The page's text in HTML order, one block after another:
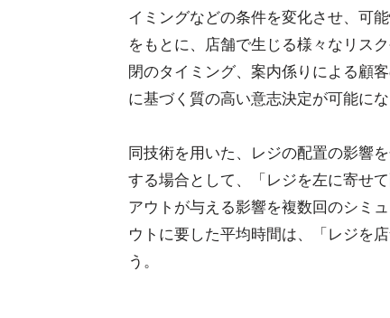
イミングなどの条件を変化させ、可
をもとに、店舗で生じる様々なリス
閉のタイミング、案内係りによる顧
に基づく質の高い意志決定が可能にな
同技術を用いた、レジの配置の影響
する場合として、「レジを左に寄せ
アウトが与える影響を複数回のシミ
ウトに要した平均時間は、「レジを
う。